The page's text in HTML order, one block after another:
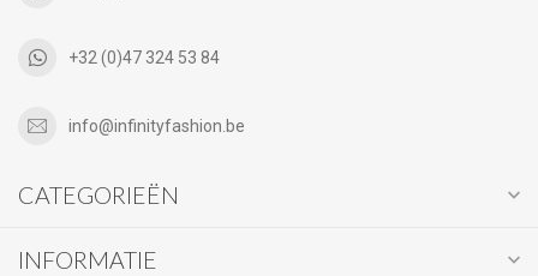
+32 (0)47 324 53 84
info@infinityfashion.be
CATEGORIEËN
INFORMATIE